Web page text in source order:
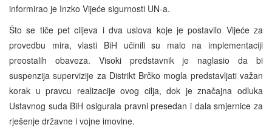
informirao je Inzko Vijeće sigurnosti UN-a.
Što se tiče pet ciljeva i dva uslova koje je postavilo Vijeće za
provedbu mira, vlasti BiH učinili su malo na implementaciji
preostalih obaveza. Visoki predstavnik je naglasio da bi
suspenzija supervizije za Distrikt Brčko mogla predstavljati važan
korak u pravcu realizacije ovog cilja, dok je značajna odluka
Ustavnog suda BiH osigurala pravni presedan i dala smjernice za
rješenje državne i vojne imovine.